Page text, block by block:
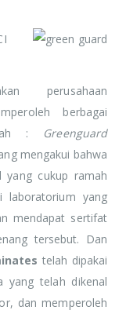
perusahaan
berbagai
: Greenguard
mengakui bahwa
yang cukup ramah
laboratorium yang
mendapat sertifat
tersebut. Dan
telah dipakai
yang telah dikenal
dan memperoleh